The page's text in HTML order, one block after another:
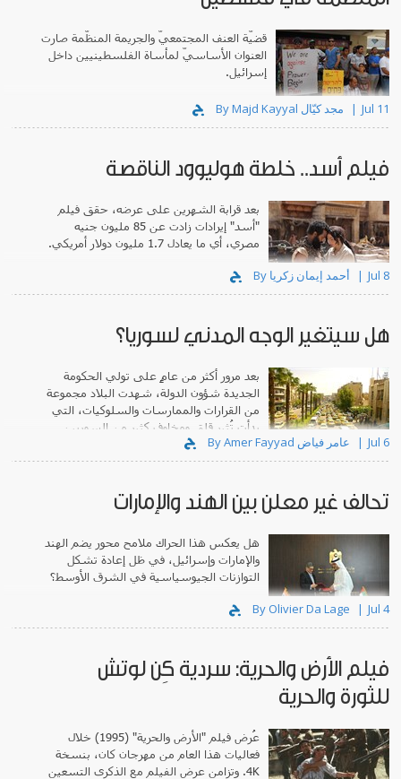
قضيّة العنف المجتمعيّ والجريمة المنظّمة صارت
العنوان الأساسيّ لمأساة الفلسطينيين داخل
إسرائيل.
Jul 11
فيلم أسد.. خلطة هوليوود الناقصة
بعد قرابة الشهرين على عرضه، حقق فيلم
"أسد" إيرادات زادت عن 85 مليون جنيه
مصري، أي ما يعادل 1.7 مليون دولار أمريكي.
Jul 8
هل سيتغير الوجه المدني لسوريا؟
بعد مرور أكثر من عامٍ على تولي الحكومة
الجديدة شؤون الدولة، شهدت البلاد مجموعة
من القرارات والممارسات والسلوكيات، التي
بدأت تُثير قلق ومخاوف كثير من السوريين.
Jul 6
تحالف غير معلن بين الهند والإمارات
هل يعكس هذا الحراك ملامح محور يضم الهند
والإمارات وإسرائيل، في ظل إعادة تشكل
التوازنات الجيوسياسية في الشرق الأوسط؟
By Olivier Da Lage Jul 4
فيلم الأرض والحرية: سردية كِن لوتش
للثورة والحرية
عُرض فيلم "الأرض والحرية" (1995) خلال
فعاليات هذا العام من مهرجان كان، بنسخة
4K. وتزامن عرض الفيلم مع الذكرى التسعين